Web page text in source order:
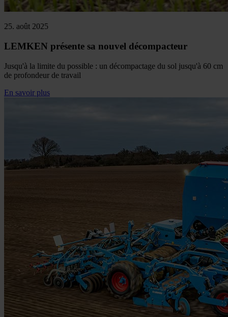
25. août 2025
LEMKEN présente sa nouvel décompacteur
Jusqu'à la limite du possible : un décompactage du sol jusqu'à 60 cm
de profondeur de travail
En savoir plus